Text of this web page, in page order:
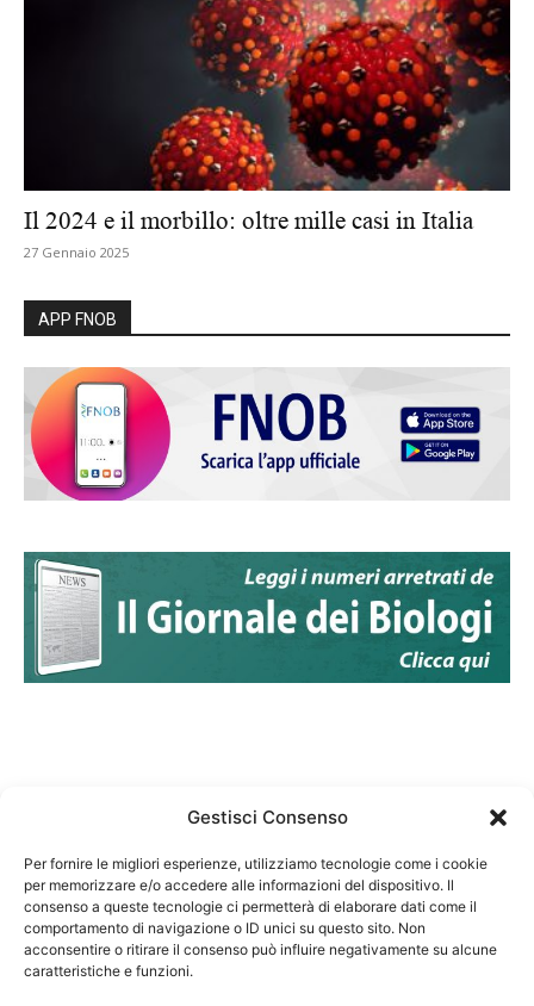
Gestisci Consenso
Per fornire le migliori esperienze, utilizziamo tecnologie come i cookie
per memorizzare e/o accedere alle informazioni del dispositivo. Il
consenso a queste tecnologie ci permetterà di elaborare dati come il
comportamento di navigazione o ID unici su questo sito. Non
acconsentire o ritirare il consenso può influire negativamente su alcune
caratteristiche e funzioni.
Il 2024 e il morbillo: oltre mille casi in Italia
27 Gennaio 2025
APP FNOB
Federazione Nazionale Degli Ordini dei Biologi:
codice fiscale 80069130583
Responsabile sito internet www.fnob.it: Vincenzo